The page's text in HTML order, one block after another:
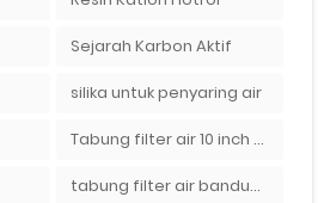
Sejarah Karbon Aktif
silika untuk penyaring air
Tabung filter air 10 inch Agen tabung filter nanotec di bandung"
tabung filter air bandung